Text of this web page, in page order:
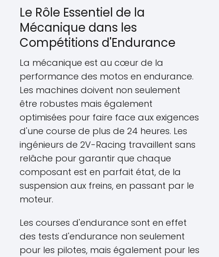
Le Rôle Essentiel de la
Mécanique dans les
Compétitions d'Endurance
La mécanique est au cœur de la
performance des motos en endurance.
Les machines doivent non seulement
être robustes mais également
optimisées pour faire face aux exigences
d'une course de plus de 24 heures. Les
ingénieurs de 2V-Racing travaillent sans
relâche pour garantir que chaque
composant est en parfait état, de la
suspension aux freins, en passant par le
moteur.
Les courses d'endurance sont en effet
des tests d'endurance non seulement
pour les pilotes, mais également pour les